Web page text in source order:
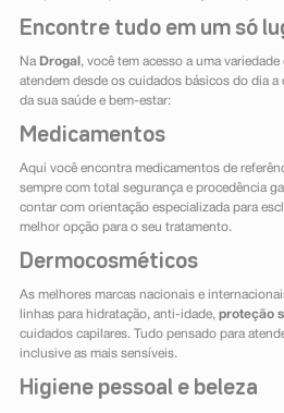
Encontre tudo em um só
Na Drogal , você tem acesso a uma
atendem desde os cuidados básicos do dia a
da sua saúde e bem-estar:
Medicamentos
Aqui você encontra medicamentos de
sempre com total segurança e procedência
contar com orientação especializada para
melhor opção para o seu tratamento.
Dermocosméticos
As melhores marcas nacionais e
linhas para hidratação, anti-idade, proteção
cuidados capilares. Tudo pensado para
inclusive as mais sensíveis.
Higiene pessoal e beleza